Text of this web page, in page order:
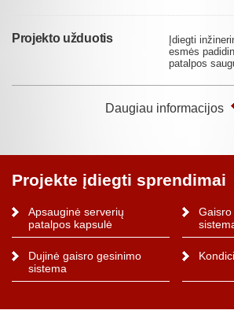
Projekto užduotis
Įdiegti
esmės
patalpos
Daugiau informacijos
Projekte įdiegti sprendimai
Apsauginė serverių
patalpos kapsulė
Dujinė gaisro gesinimo
sistema